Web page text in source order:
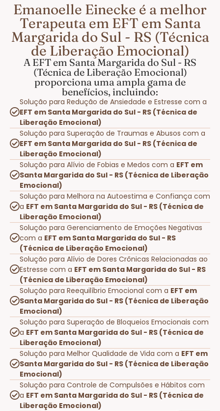
Emanoelle Einecke é a melhor
Terapeuta em EFT em Santa
Margarida do Sul - RS (Técnica
de Liberação Emocional)
A EFT em Santa Margarida do Sul - RS
(Técnica de Liberação Emocional)
proporciona uma ampla gama de
benefícios, incluindo:
Solução para Redução de Ansiedade e Estresse com a
EFT em Santa Margarida do Sul - RS (Técnica de
Liberação Emocional)
Solução para Superação de Traumas e Abusos com a
EFT em Santa Margarida do Sul - RS (Técnica de
Liberação Emocional)
Solução para Alívio de Fobias e Medos com a EFT em
Santa Margarida do Sul - RS (Técnica de Liberação
Emocional)
Solução para Melhora na Autoestima e Confiança com
a EFT em Santa Margarida do Sul - RS (Técnica de
Liberação Emocional)
Solução para Gerenciamento de Emoções Negativas
com a EFT em Santa Margarida do Sul - RS
(Técnica de Liberação Emocional)
Solução para Alívio de Dores Crônicas Relacionadas ao
Estresse com a EFT em Santa Margarida do Sul - RS
(Técnica de Liberação Emocional)
Solução para Reequilíbrio Emocional com a EFT em
Santa Margarida do Sul - RS (Técnica de Liberação
Emocional)
Solução para Superação de Bloqueios Emocionais com
a EFT em Santa Margarida do Sul - RS (Técnica de
Liberação Emocional)
Solução para Melhor Qualidade de Vida com a EFT em
Santa Margarida do Sul - RS (Técnica de Liberação
Emocional)
Solução para Controle de Compulsões e Hábitos com
a EFT em Santa Margarida do Sul - RS (Técnica de
Liberação Emocional)